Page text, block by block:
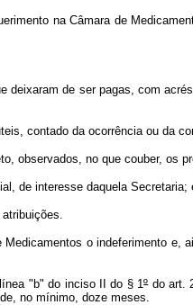
na Câmara de
de ser pagas, com
contado da ocorrência ou da
observados, no que couber, os
de interesse daquela Secretaria;
o indeferimento e,
"b" do inciso II do § 1ºdo art.
no mínimo, doze meses.